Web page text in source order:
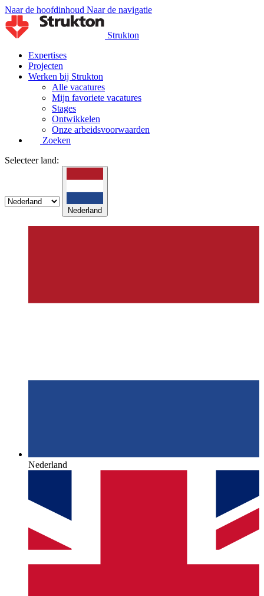
Naar de hoofdinhoud Naar de navigatie
Strukton
Expertises
Projecten
Werken bij Strukton
Alle vacatures
Mijn favoriete vacatures
Stages
Ontwikkelen
Onze arbeidsvoorwaarden
Zoeken
Selecteer land:
Nederland
Nederland